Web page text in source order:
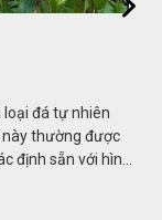
đá tự nhiên
thường được
định sẵn với hình